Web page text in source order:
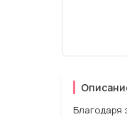
Благодаря